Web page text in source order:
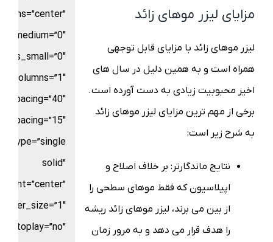
مزایای لیزر موهای زائد
لیزر موهای زائد با مزایای قابل توجهی
همراه است و به همین دلیل در سال های
اخیر محبوبیت زیادی به دست آورده است.
برخی از مهم ترین مزایای لیزر موهای زائد
به شرح زیر است:
نتایج ماندگارتر: بر خلاف اصلاح و
اپیلاسیون که فقط موهای سطحی را
از بین می برند، لیزر موهای زائد ریشه
را هدف قرار می دهد و به مرور زمان
columns=”1″
solid”
autoplay=”no”